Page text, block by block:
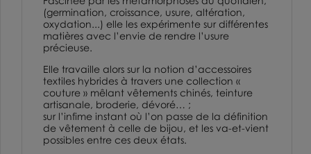
(germination, croissance, usure, altération,
oxydation...) elle les expérimente sur différentes
matières avec l’envie de rendre l’usure
précieuse.
Elle travaille alors sur la notion d’accessoires
textiles hybrides à travers une collection «
couture » mêlant vêtements chinés, teinture
artisanale, broderie, dévoré… ;
sur l’infime instant où l’on passe de la définition
de vêtement à celle de bijou, et les va-et-vient
possibles entre ces deux états.